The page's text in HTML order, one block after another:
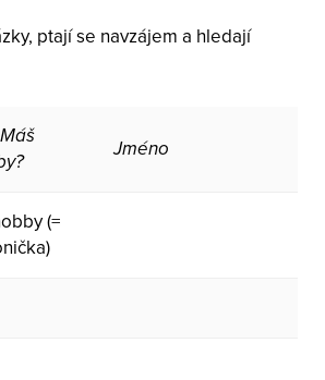
ptají se navzájem a hledají
Jméno
(=